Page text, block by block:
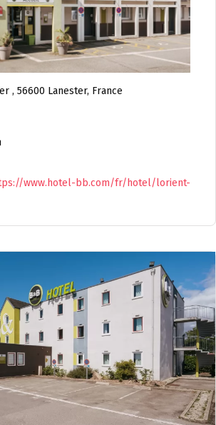
, 56600 Lanester, France
www.hotel-bb.com/fr/hotel/lorient-